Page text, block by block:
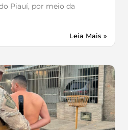
Piauí, por meio da
Leia Mais »